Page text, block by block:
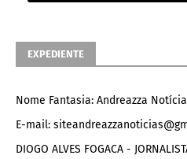
EXPEDIENTE
Nome Fantasia: Andreazza
E-mail:
DIOGO ALVES FOGACA -